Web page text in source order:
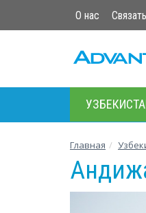
О нас
Главная